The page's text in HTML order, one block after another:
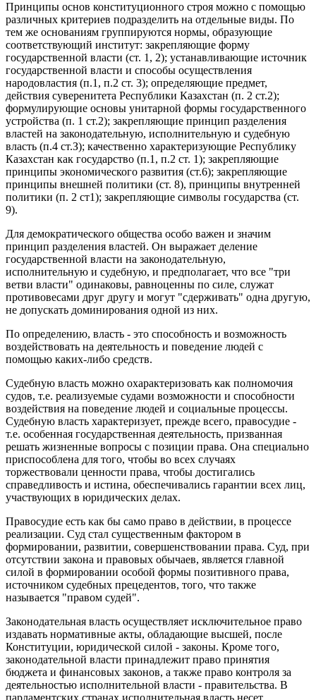
Принципы основ конституционного строя можно с помощью
различных критериев подразделить на отдельные виды. По
тем же основаниям группируются нормы, образующие
соответствующий институт: закрепляющие форму
государственной власти (ст. 1, 2); устанавливающие источник
государственной власти и способы осуществления
народовластия (п.1, п.2 ст. 3); определяющие предмет,
действия суверенитета Республики Казахстан (п. 2 ст.2);
формулирующие основы унитарной формы государственного
устройства (п. 1 ст.2); закрепляющие принцип разделения
властей на законодательную, исполнительную и судебную
власть (п.4 ст.З); качественно характеризующие Республику
Казахстан как государство (п.1, п.2 ст. 1); закрепляющие
принципы экономического развития (ст.6); закрепляющие
принципы внешней политики (ст. 8), принципы внутренней
политики (п. 2 ст1); закрепляющие символы государства (ст.
9).
Для демократического общества особо важен и значим
принцип разделения властей. Он выражает деление
государственной власти на законодательную,
исполнительную и судебную, и предполагает, что все "три
ветви власти" одинаковы, равноценны по силе, служат
противовесами друг другу и могут "сдерживать" одна другую,
не допускать доминирования одной из них.
По определению, власть - это способность и возможность
воздействовать на деятельность и поведение людей с
помощью каких-либо средств.
Судебную власть можно охарактеризовать как полномочия
судов, т.е. реализуемые судами возможности и способности
воздействия на поведение людей и социальные процессы.
Судебную власть характеризует, прежде всего, правосудие -
т.е. особенная государственная деятельность, призванная
решать жизненные вопросы с позиции права. Она специально
приспособлена для того, чтобы во всех случаях
торжествовали ценности права, чтобы достигались
справедливость и истина, обеспечивались гарантии всех лиц,
участвующих в юридических делах.
Правосудие есть как бы само право в действии, в процессе
реализации. Суд стал существенным фактором в
формировании, развитии, совершенствовании права. Суд, при
отсутствии закона и правовых обычаев, является главной
силой в формировании особой формы позитивного права,
источником судебных прецедентов, того, что также
называется "правом судей".
Законодательная власть осуществляет исключительное право
издавать нормативные акты, обладающие высшей, после
Конституции, юридической силой - законы. Кроме того,
законодательной власти принадлежит право принятия
бюджета и финансовых законов, а также право контроля за
деятельностью исполнительной власти - правительства. В
парламентских странах исполнительная власть несет